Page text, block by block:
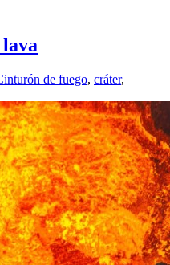
lava
de fuego, cráter,